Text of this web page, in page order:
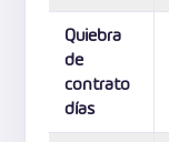
Quiebra
de
contrato
días